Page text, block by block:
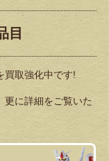
目
買取強化中です!
に詳細をご覧いた